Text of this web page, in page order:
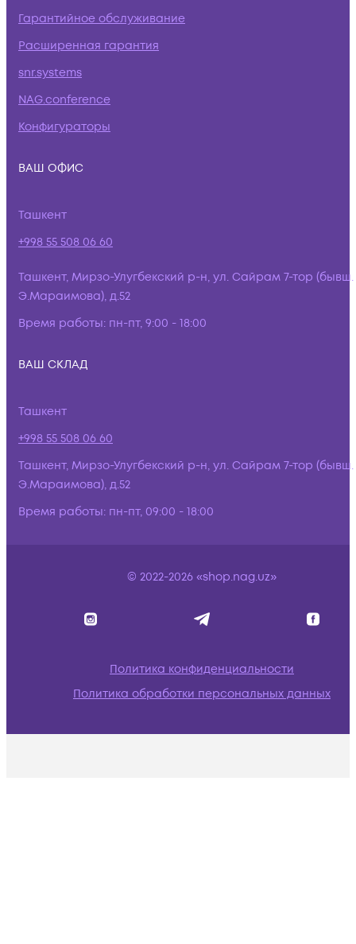
Гарантийное обслуживание
Расширенная гарантия
snr.systems
NAG.conference
Конфигураторы
ВАШ ОФИС
Ташкент
+998 55 508 06 60
Ташкент, Мирзо-Улугбекский р-н, ул. Сайрам 7-тор (бывш.
Э.Мараимова), д.52
Время работы: пн-пт, 9:00 - 18:00
ВАШ СКЛАД
Ташкент
+998 55 508 06 60
Ташкент, Мирзо-Улугбекский р-н, ул. Сайрам 7-тор (бывш.
Э.Мараимова), д.52
Время работы: пн-пт, 09:00 - 18:00
© 2022-2026 «shop.nag.uz»
Политика конфиденциальности
Политика обработки персональных данных